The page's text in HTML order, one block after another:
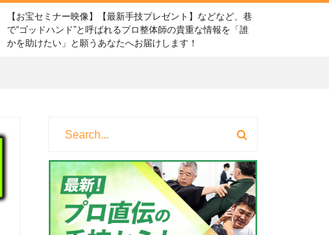
【お宝セミナー映像】【最新手技プレゼント】などなど、巷
で“ゴッドハンド”と呼ばれるプロ整体師の貴重な情報を「誰
かを助けたい」と願うあなたへお届けします！